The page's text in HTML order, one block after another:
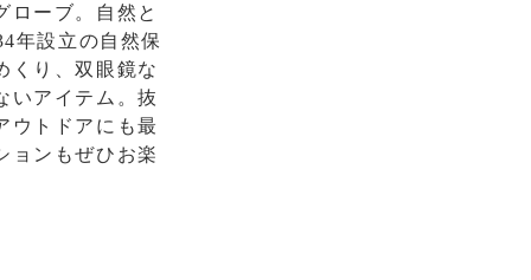
ローブ。自然と
年設立の自然保
くり、双眼鏡な
いアイテム。抜
ウトドアにも最
ョンもぜひお楽